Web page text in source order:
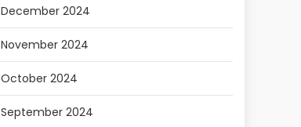
December 2024
November 2024
October 2024
September 2024